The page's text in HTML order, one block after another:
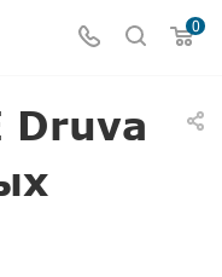
0
Druva